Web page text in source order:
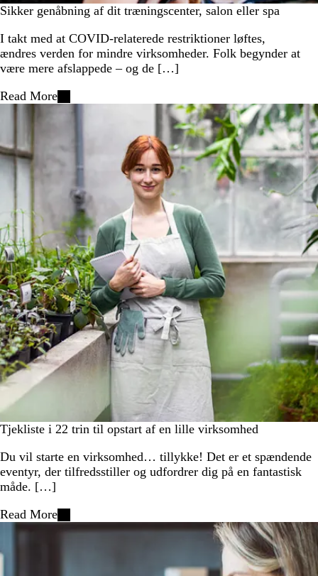
Sikker genåbning af dit træningscenter, salon eller spa
I takt med at COVID-relaterede restriktioner løftes,
ændres verden for mindre virksomheder. Folk begynder at
være mere afslappede – og de […]
Read More
Tjekliste i 22 trin til opstart af en lille virksomhed
Du vil starte en virksomhed… tillykke! Det er et spændende
eventyr, der tilfredsstiller og udfordrer dig på en fantastisk
måde. […]
Read More